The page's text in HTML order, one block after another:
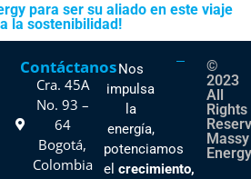
para ser su aliado en este viaje
la sostenibilidad!
Contáctanos
Cra. 45A
No. 93 –
64
Bogotá,
Colombia
Nos
impulsa
la
energía,
potenciamos
el crecimiento,
©
2023
All
Rights
Massy